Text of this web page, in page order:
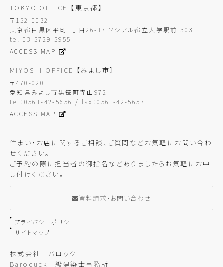
TOKYO OFFICE 【東京都】
〒152-0032
東京都目黒区平町1丁目26-17 ソシアル都立大学駅前 303
tel 03-5729-5955
ACCESS MAP
MIYOSHI OFFICE 【みよし市】
〒470-0201
愛知県みよし市黒笹町寺山972
tel：0561-42-5656 / fax：0561-42-5657
ACCESS MAP
住まい・お店に関するご相談、ご質問などお気軽にお問い合わ
せください。
ご予約の際に担当者の御指名などありましたらお気軽にお申
し付けください。
資料請求・お問い合わせ
プライバシーポリシー
サイトマップ
株式会社 バロック
Baroquck一級建築士事務所